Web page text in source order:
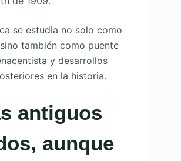
se estudia no solo como
también como puente
y desarrollos
en la historia.
antiguos
aunque